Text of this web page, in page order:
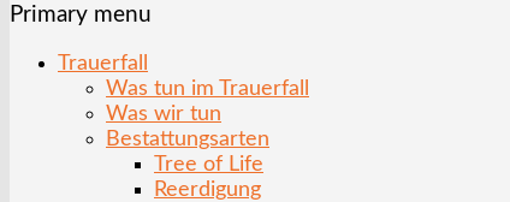
Primary menu
Trauerfall
Was tun im Trauerfall
Was wir tun
Bestattungsarten
Tree of Life
Reerdigung